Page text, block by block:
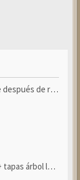
de repostar.
árbol levas